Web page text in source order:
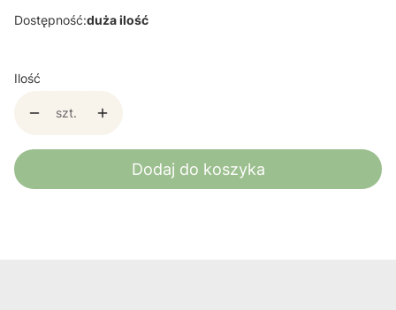
Dostępność:duża ilość
Ilość
szt.
Dodaj do koszyka